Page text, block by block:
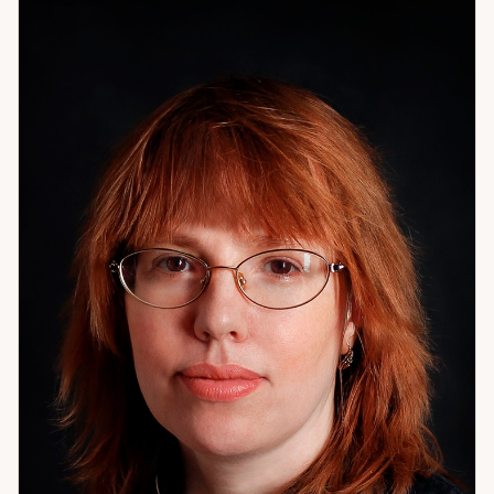
накопилась усталость и апатия без видимой причины;
когда «что-то не так» — но непонятно, где именно
корень. Уже в процессе разговора часто уходит
напряжение. Потому что то, что казалось запутанным,
оказывается понятным — нужно только посмотреть на
это вместе.